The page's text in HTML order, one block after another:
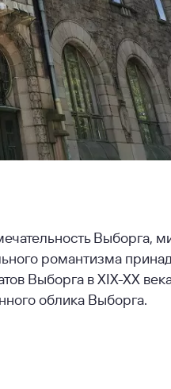
Выборга,
романтизма
Выборга в XIX-XX
облика Выборга.